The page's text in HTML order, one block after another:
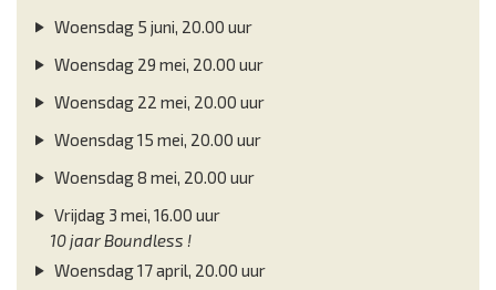
Woensdag 5 juni, 20.00 uur
Woensdag 29 mei, 20.00 uur
Woensdag 22 mei, 20.00 uur
Woensdag 15 mei, 20.00 uur
Woensdag 8 mei, 20.00 uur
Vrijdag 3 mei, 16.00 uur
10 jaar Boundless !
Woensdag 17 april, 20.00 uur